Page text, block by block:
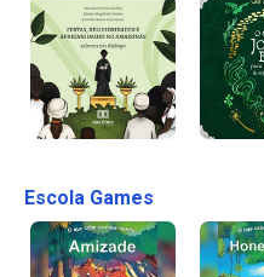
Escola Games